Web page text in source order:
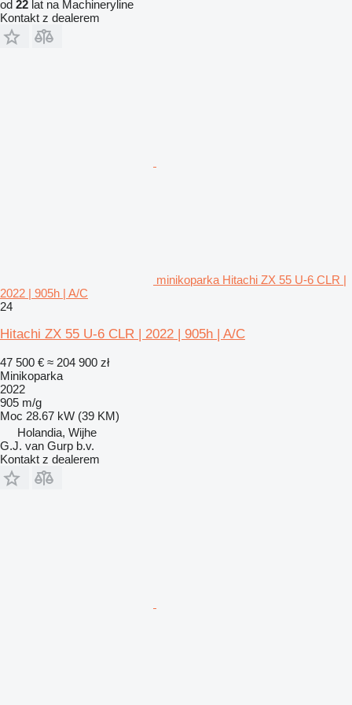
od 22 lat na Machineryline
Kontakt z dealerem
minikoparka Hitachi ZX 55 U-6 CLR |
2022 | 905h | A/C
24
Hitachi ZX 55 U-6 CLR | 2022 | 905h | A/C
47 500 € ≈ 204 900 zł
Minikoparka
2022
905 m/g
Moc 28.67 kW (39 KM)
Holandia, Wijhe
G.J. van Gurp b.v.
Kontakt z dealerem